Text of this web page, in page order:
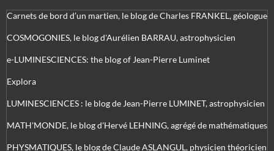
Carnets de bord d’un martien, le blog de Charles FRANKEL, géologue
COSMOGONIES, le blog d'Aurélien BARRAU, astrophysicien
e-LUMINESCIENCES: the blog of Jean-Pierre Luminet
Explora
LUMINESCIENCES : le blog de Jean-Pierre LUMINET, astrophysicien
MATH'MONDE, le blog d'Hervé LEHNING, agrégé de mathématiques
PHYSMATIQUES, le blog de Claude ASLANGUL, physicien théoricien